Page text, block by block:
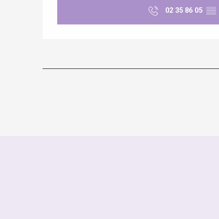
02 35 86 05 ▒▒